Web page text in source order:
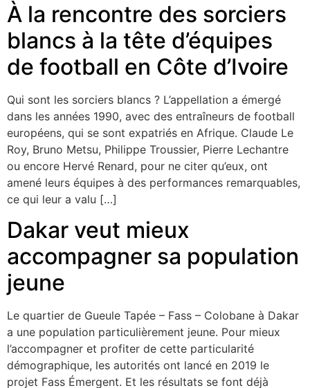
À la rencontre des sorciers
blancs à la tête d’équipes
de football en Côte d’Ivoire
Qui sont les sorciers blancs ? L’appellation a émergé
dans les années 1990, avec des entraîneurs de football
européens, qui se sont expatriés en Afrique. Claude Le
Roy, Bruno Metsu, Philippe Troussier, Pierre Lechantre
ou encore Hervé Renard, pour ne citer qu’eux, ont
amené leurs équipes à des performances remarquables,
ce qui leur a valu […]
Dakar veut mieux
accompagner sa population
jeune
Le quartier de Gueule Tapée – Fass – Colobane à Dakar
a une population particulièrement jeune. Pour mieux
l’accompagner et profiter de cette particularité
démographique, les autorités ont lancé en 2019 le
projet Fass Émergent. Et les résultats se font déjà